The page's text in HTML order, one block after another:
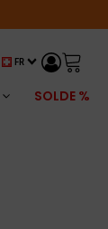
FR
SOLDE %